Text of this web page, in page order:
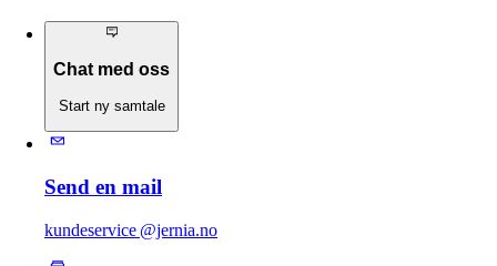
Chat med oss
Start ny samtale
Send en mail
kundeservice @jernia.no